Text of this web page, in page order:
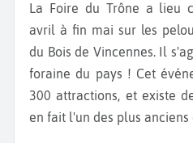
La Foire du Trône a lieu chaque année de début
avril à fin mai sur les
du Bois de Vincennes. Il
foraine du pays ! Cet
300 attractions, et existe
en fait l'un des plus